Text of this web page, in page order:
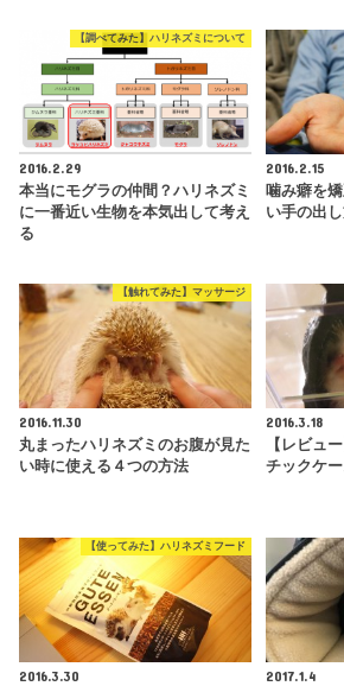
【調べてみた】ハリネズミについて
2016.2.29
本当にモグラの仲間？ハリネズミ
に一番近い生物を本気出して考え
る
2016.2.15
噛み癖を
い手の出
【触れてみた】マッサージ
2016.11.30
丸まったハリネズミのお腹が見た
い時に使える４つの方法
2016.3.18
【レビュ
チックケ
【使ってみた】ハリネズミフード
2016.3.30
2017.1.4